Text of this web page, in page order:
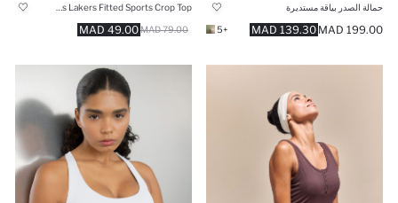
حمالة الصدر بياقة مستديرة
139.30 MAD 199.00 MAD
+5
49.00 MAD 79.00 MAD